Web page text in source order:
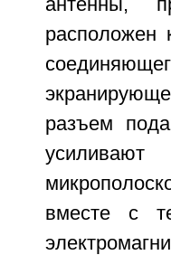
антенны,
расположен
разъем
вместе с